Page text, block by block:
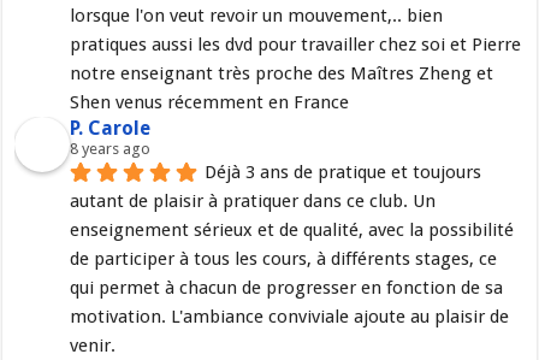
lorsque l'on veut revoir un mouvement,.. bien
pratiques aussi les dvd pour travailler chez soi et Pierre
notre enseignant très proche des Maîtres Zheng et
Shen venus récemment en France
P. Carole
8 years ago
Déjà 3 ans de pratique et toujours
autant de plaisir à pratiquer dans ce club. Un
enseignement sérieux et de qualité, avec la possibilité
de participer à tous les cours, à différents stages, ce
qui permet à chacun de progresser en fonction de sa
motivation. L'ambiance conviviale ajoute au plaisir de
venir.